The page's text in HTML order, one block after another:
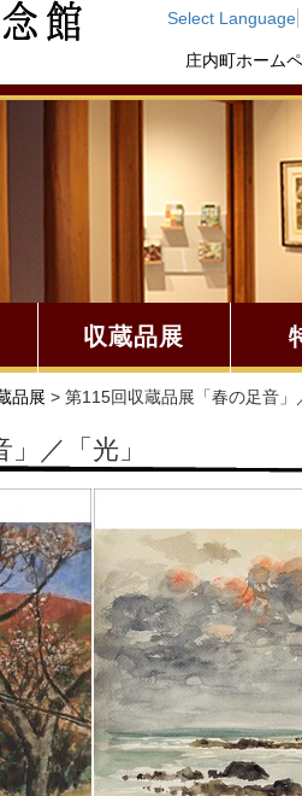
Select Language
庄内町ホーム
収蔵品展
品展 > 第115回収蔵品展「春の足音」
／「光」